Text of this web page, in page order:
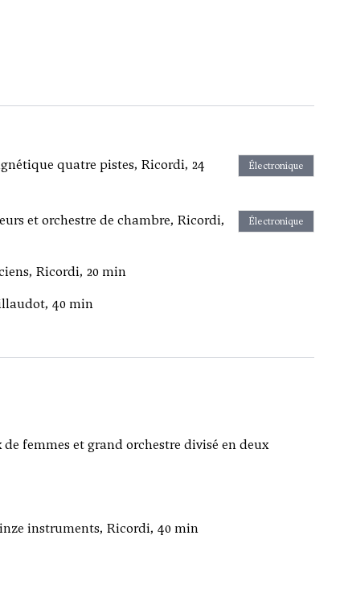
quatre pistes, Ricordi, 24
Électronique
et orchestre de chambre, Ricordi,
Électronique
Ricordi, 20 min
40 min
femmes et grand orchestre divisé en deux
instruments, Ricordi, 40 min